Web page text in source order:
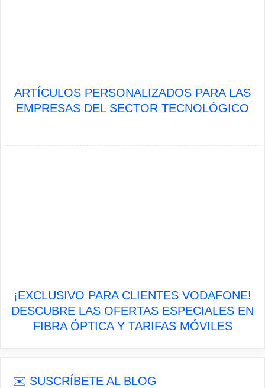
ARTÍCULOS PERSONALIZADOS PARA LAS
EMPRESAS DEL SECTOR TECNOLÓGICO
¡EXCLUSIVO PARA CLIENTES VODAFONE!
DESCUBRE LAS OFERTAS ESPECIALES EN
FIBRA ÓPTICA Y TARIFAS MÓVILES
✉️ SUSCRÍBETE AL BLOG